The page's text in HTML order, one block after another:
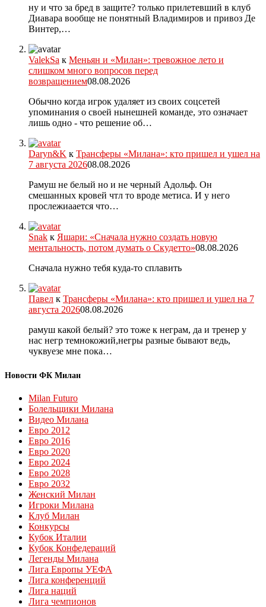
ну и что за бред в защите? только прилетевший в клуб
Диавара вообще не понятный Владимиров и привоз Де
Винтер,…
ValekSa к Меньян и «Милан»: тревожное лето и
слишком много вопросов перед
возвращением08.08.2026
Обычно когда игрок удаляет из своих соцсетей
упоминания о своей нынешней команде, это означает
лишь одно - что решение об…
Daryn&K к Трансферы «Милана»: кто пришел и ушел на
7 августа 202608.08.2026
Рамуш не белый но и не черный Адольф. Он
смешанных кровей чтл то вроде метиса. И у него
прослежиаается что…
Snak к Яшари: «Сначала нужно создать новую
ментальность, потом думать о Скудетто»08.08.2026
Сначала нужно тебя куда-то сплавить
Павел к Трансферы «Милана»: кто пришел и ушел на 7
августа 202608.08.2026
рамуш какой белый? это тоже к неграм, да и тренер у
нас негр темнокожий,негры разные бывают ведь,
чуквуезе мне пока…
Новости ФК Милан
Milan Futuro
Болельщики Милана
Видео Милана
Евро 2012
Евро 2016
Евро 2020
Евро 2024
Евро 2028
Евро 2032
Женский Милан
Игроки Милана
Клуб Милан
Конкурсы
Кубок Италии
Кубок Конфедераций
Легенды Милана
Лига Европы УЕФА
Лига конференций
Лига наций
Лига чемпионов